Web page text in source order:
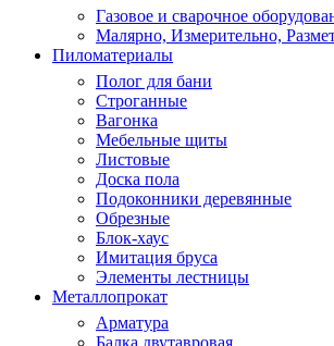
Газовое и сварочное
Малярно, Измерительно,
Пиломатериалы
Полог для бани
Строганные
Вагонка
Мебельные щиты
Листовые
Доска пола
Подоконники деревянные
Обрезные
Блок-хаус
Имитация бруса
Элементы лестницы
Металлопрокат
Арматура
Балка двутавровая